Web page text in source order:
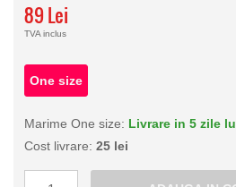
89 Lei
TVA inclus
One size
Marime One size: Livrare in 5 zile
Cost livrare: 25 lei